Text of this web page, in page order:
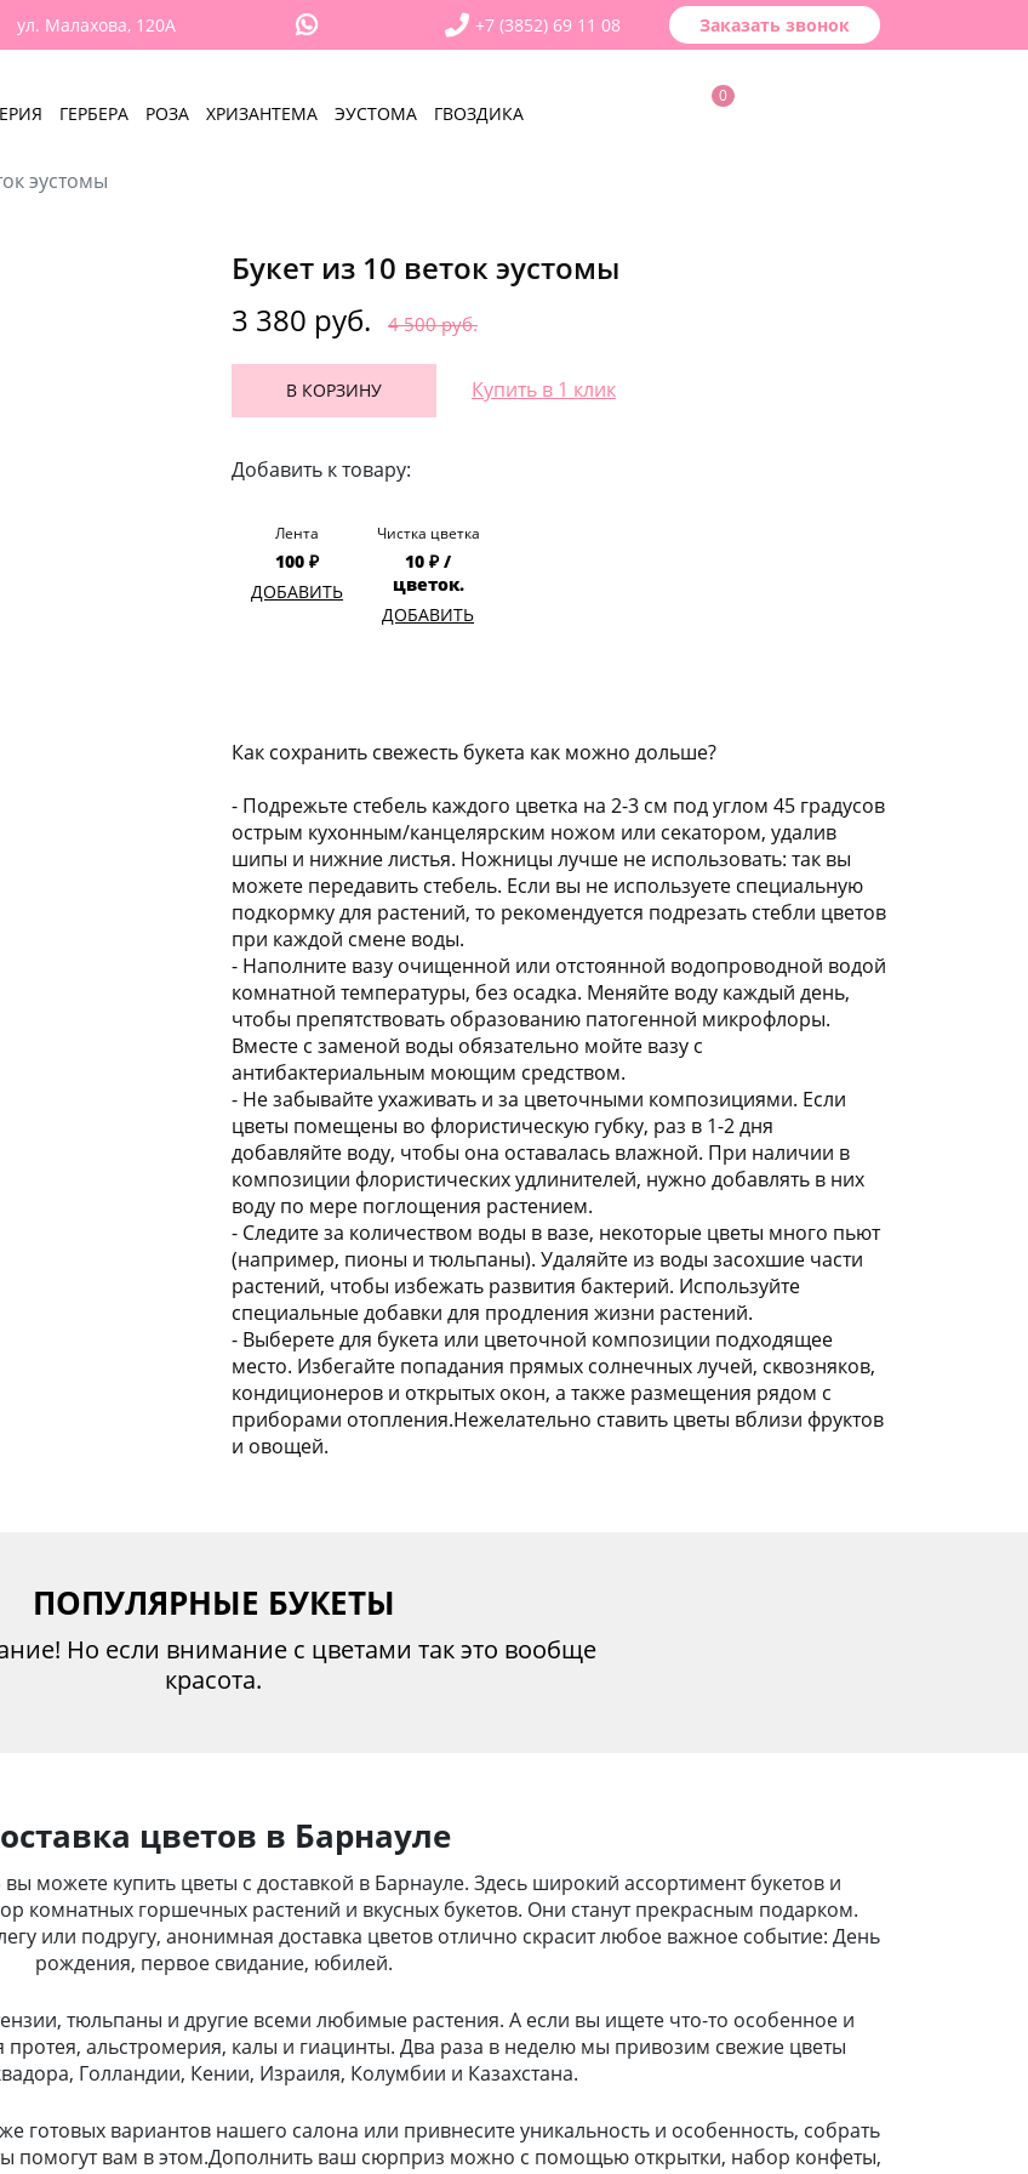
ул. Малахова, 120А Заказать звонок
+7 (3852) 69 11 08
ГЕРБЕРА РОЗА ХРИЗАНТЕМА ЭУСТОМА ГВОЗДИКА
0
эустомы
Букет из 10 веток эустомы
3 380 руб.
4 500 руб.
В КОРЗИНУ Купить в 1 клик
Добавить к товару:
Лента
100 ₽
ДОБАВИТЬ
Чистка цветка
10 ₽ /
цветок.
ДОБАВИТЬ
Как сохранить свежесть букета как можно дольше?
- Подрежьте стебель каждого цветка на 2-3 см под углом 45 градусов
острым кухонным/канцелярским ножом или секатором, удалив
шипы и нижние листья. Ножницы лучше не использовать: так вы
можете передавить стебель. Если вы не используете специальную
подкормку для растений, то рекомендуется подрезать стебли цветов
при каждой смене воды.
- Наполните вазу очищенной или отстоянной водопроводной водой
комнатной температуры, без осадка. Меняйте воду каждый день,
чтобы препятствовать образованию патогенной микрофлоры.
Вместе с заменой воды обязательно мойте вазу с
антибактериальным моющим средством.
- Не забывайте ухаживать и за цветочными композициями. Если
цветы помещены во флористическую губку, раз в 1-2 дня
добавляйте воду, чтобы она оставалась влажной. При наличии в
композиции флористических удлинителей, нужно добавлять в них
воду по мере поглощения растением.
- Следите за количеством воды в вазе, некоторые цветы много пьют
(например, пионы и тюльпаны). Удаляйте из воды засохшие части
растений, чтобы избежать развития бактерий. Используйте
специальные добавки для продления жизни растений.
- Выберете для букета или цветочной композиции подходящее
место. Избегайте попадания прямых солнечных лучей, сквозняков,
кондиционеров и открытых окон, а также размещения рядом с
приборами отопления.Нежелательно ставить цветы вблизи фруктов
и овощей.
ПОПУЛЯРНЫЕ БУКЕТЫ
Но если внимание с цветами так это вообще
красота.
цветов в Барнауле
можете купить цветы с доставкой в Барнауле. Здесь широкий ассортимент букетов и
комнатных горшечных растений и вкусных букетов. Они станут прекрасным подарком.
или подругу, анонимная доставка цветов отлично скрасит любое важное событие: День
рождения, первое свидание, юбилей.
тюльпаны и другие всеми любимые растения. А если вы ищете что-то особенное и
протея, альстромерия, калы и гиацинты. Два раза в неделю мы привозим свежие цветы
Голландии, Кении, Израиля, Колумбии и Казахстана.
готовых вариантов нашего салона или привнесите уникальность и особенность, собрать
помогут вам в этом.Дополнить ваш сюрприз можно с помощью открытки, набор конфеты,